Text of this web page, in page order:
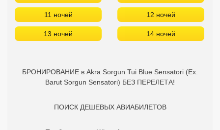
11 ночей 12 ночей
13 ночей 14 ночей
БРОНИРОВАНИЕ в Akra Sorgun Tui Blue Sensatori (Ex.
Barut Sorgun Sensatori) БЕЗ ПЕРЕЛЕТА!
ПОИСК ДЕШЕВЫХ АВИАБИЛЕТОВ